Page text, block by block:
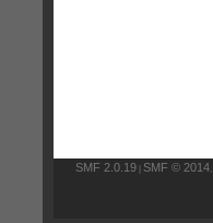
SMF 2.0.19 SMF © 2014,